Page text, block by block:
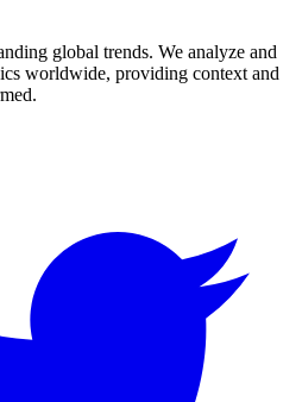
global trends. We analyze and
worldwide, providing context and